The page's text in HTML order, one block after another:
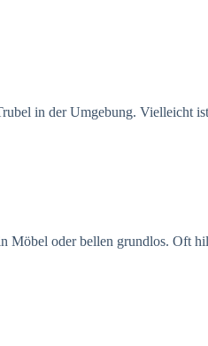
in der Umgebung. Vielleicht
Möbel oder bellen grundlos. Oft